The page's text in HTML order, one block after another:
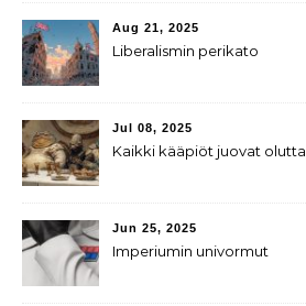
Aug 21, 2025
Liberalismin perikato
Jul 08, 2025
Kaikki kääpiöt juovat olutta
Jun 25, 2025
Imperiumin univormut